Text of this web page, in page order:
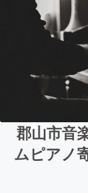
郡山市音
ムピアノ